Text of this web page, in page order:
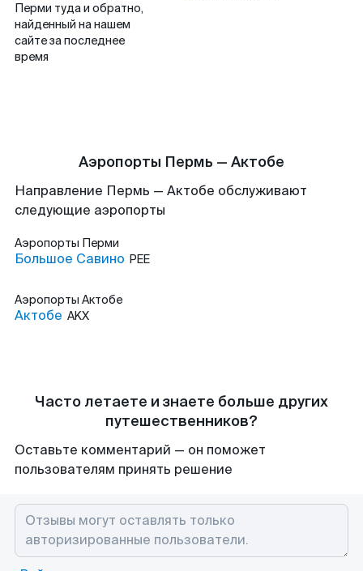
Перми туда и обратно,
найденный на нашем
сайте за последнее
время
Аэропорты Пермь — Актобе
Направление Пермь — Актобе обслуживают
следующие аэропорты
Аэропорты Перми
Большое Савино PEE
Аэропорты Актобе
Актобе AKX
Часто летаете и знаете больше других
путешественников?
Оставьте комментарий — он поможет
пользователям принять решение